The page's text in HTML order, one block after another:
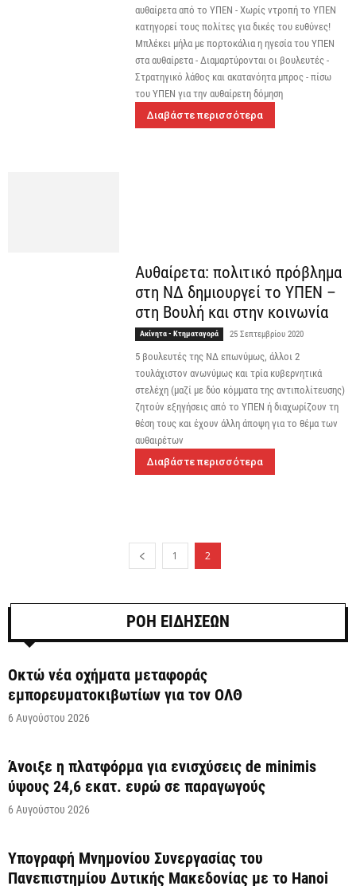
αυθαίρετα από το ΥΠΕΝ - Χωρίς ντροπή το ΥΠΕΝ
κατηγορεί τους πολίτες για δικές του ευθύνες!
Μπλέκει μήλα με πορτοκάλια η ηγεσία του ΥΠΕΝ
στα αυθαίρετα - Διαμαρτύρονται οι βουλευτές -
Στρατηγικό λάθος και ακατανόητα μπρος - πίσω
του ΥΠΕΝ για την αυθαίρετη δόμηση
Διαβάστε περισσότερα
Αυθαίρετα: πολιτικό πρόβλημα
στη ΝΔ δημιουργεί το ΥΠΕΝ –
στη Βουλή και στην κοινωνία
Ακίνητα - Κτηματαγορά 25 Σεπτεμβρίου 2020
5 βουλευτές της ΝΔ επωνύμως, άλλοι 2
τουλάχιστον ανωνύμως και τρία κυβερνητικά
στελέχη (μαζί με δύο κόμματα της αντιπολίτευσης)
ζητούν εξηγήσεις από το ΥΠΕΝ ή διαχωρίζουν τη
θέση τους και έχουν άλλη άποψη για το θέμα των
αυθαιρέτων
Διαβάστε περισσότερα
1 2
ΡΟΗ ΕΙΔΗΣΕΩΝ
Οκτώ νέα οχήματα μεταφοράς
εμπορευματοκιβωτίων για τον ΟΛΘ
6 Αυγούστου 2026
Άνοιξε η πλατφόρμα για ενισχύσεις de minimis
ύψους 24,6 εκατ. ευρώ σε παραγωγούς
6 Αυγούστου 2026
Υπογραφή Μνημονίου Συνεργασίας του
Πανεπιστημίου Δυτικής Μακεδονίας με το Hanoi